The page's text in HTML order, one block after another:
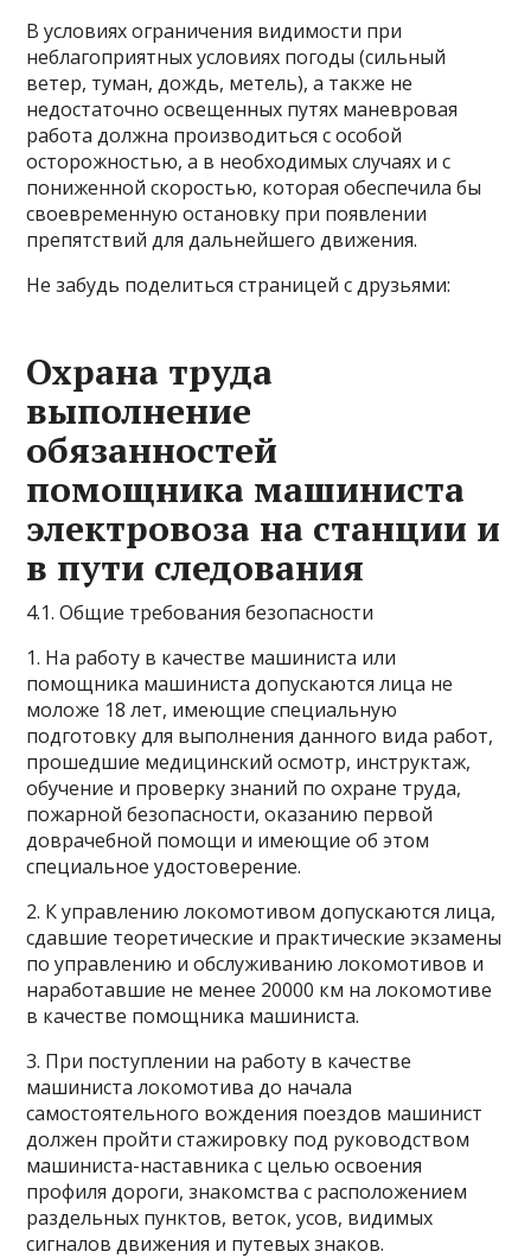
В условиях ограничения видимости при
неблагоприятных условиях погоды (сильный
ветер, туман, дождь, метель), а также не
недостаточно освещенных путях маневровая
работа должна производиться с особой
осторожностью, а в необходимых случаях и с
пониженной скоростью, которая обеспечила бы
своевременную остановку при появлении
препятствий для дальнейшего движения.
Не забудь поделиться страницей с друзьями:
Охрана труда
выполнение
обязанностей
помощника машиниста
электровоза на станции и
в пути следования
4.1. Общие требования безопасности
1. На работу в качестве машиниста или
помощника машиниста допускаются лица не
моложе 18 лет, имеющие специальную
подготовку для выполнения данного вида работ,
прошедшие медицинский осмотр, инструктаж,
обучение и проверку знаний по охране труда,
пожарной безопасности, оказанию первой
доврачебной помощи и имеющие об этом
специальное удостоверение.
2. К управлению локомотивом допускаются лица,
сдавшие теоретические и практические экзамены
по управлению и обслуживанию локомотивов и
наработавшие не менее 20000 км на локомотиве
в качестве помощника машиниста.
3. При поступлении на работу в качестве
машиниста локомотива до начала
самостоятельного вождения поездов машинист
должен пройти стажировку под руководством
машиниста-наставника с целью освоения
профиля дороги, знакомства с расположением
раздельных пунктов, веток, усов, видимых
сигналов движения и путевых знаков.